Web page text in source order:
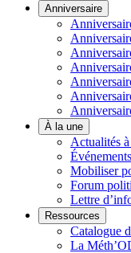
Anniversaire
À la une
Actualités
Mobiliser
Forum
Lettre
Ressources
Catalogue
La